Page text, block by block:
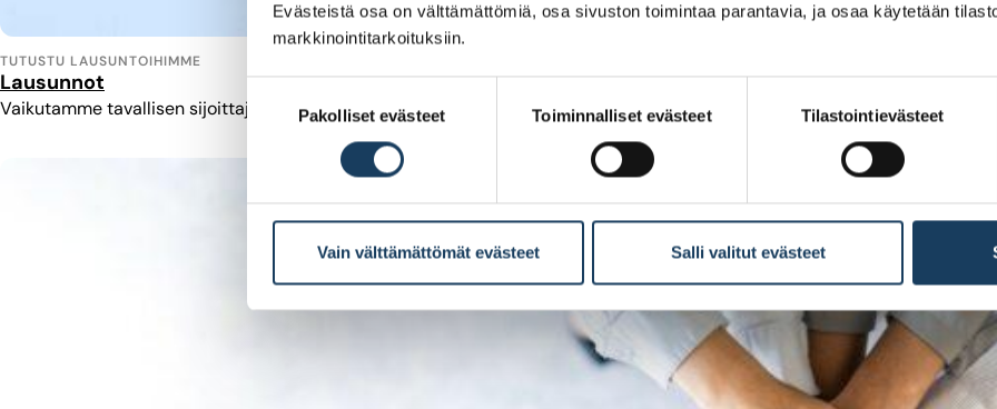
Evästeistä osa on välttämättömiä, osa sivuston toimintaa parantavia, ja osaa käytetään
markkinointitarkoituksiin.
valinta
Pakolliset evästeet Toiminnalliset evästeet Tilastointievästeet
Vain välttämättömät evästeet Salli valitut evästeet
TUTUSTU LAUSUNTOIHIMME
Lausunnot
Vaikutamme tavallisen sijoittajan ja osakkeenomistajan kannalta olennaiseen sääntelyyn, kuten pääoma- ja